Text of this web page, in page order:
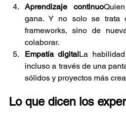
Aprendizaje continuo
gana. Y no solo se trata
frameworks, sino de
colaborar.
Empatía digitalLa
incluso a través de una
sólidos y proyectos más
Lo que dicen los